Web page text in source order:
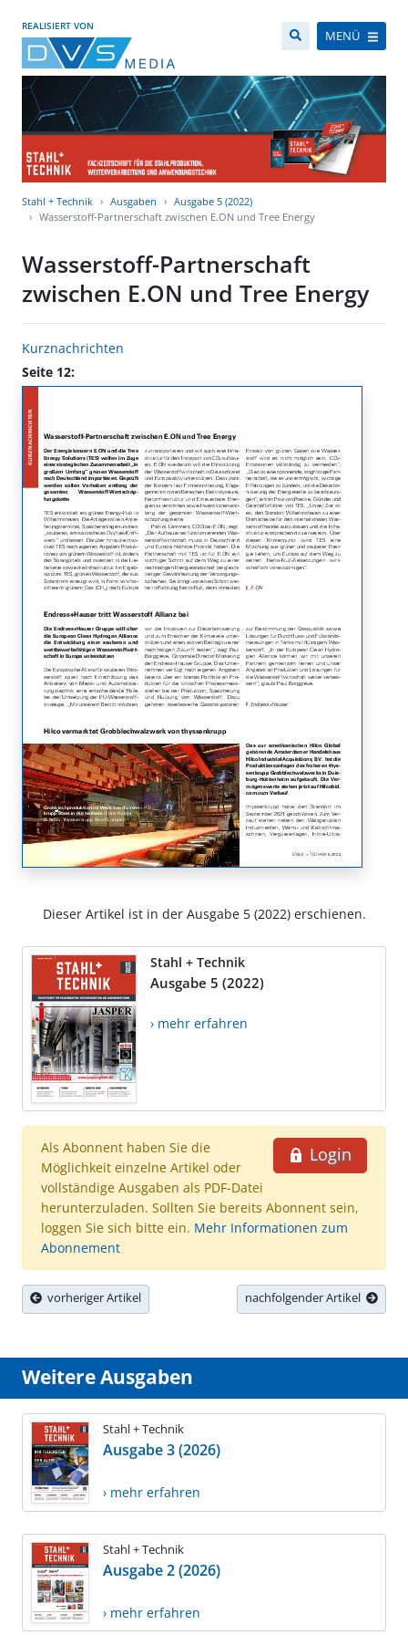
REALISIERT VON
MENÜ
Stahl + Technik Ausgaben
Ausgabe 5 (2022)
Wasserstoff-Partnerschaft zwischen E.ON und Tree Energy
Wasserstoff-Partnerschaft
zwischen E.ON und Tree Energy
Kurznachrichten
Seite 12:
Dieser Artikel ist in der Ausgabe 5 (2022) erschienen.
Stahl + Technik
Ausgabe 5 (2022)
› mehr erfahren
Login
Als Abonnent haben Sie die
Möglichkeit einzelne Artikel oder
vollständige Ausgaben als PDF-Datei
herunterzuladen. Sollten Sie bereits Abonnent sein,
loggen Sie sich bitte ein. Mehr Informationen zum
Abonnement
vorheriger Artikel nachfolgender Artikel
Weitere Ausgaben
Stahl + Technik
Ausgabe 3 (2026)
› mehr erfahren
Stahl + Technik
Ausgabe 2 (2026)
› mehr erfahren